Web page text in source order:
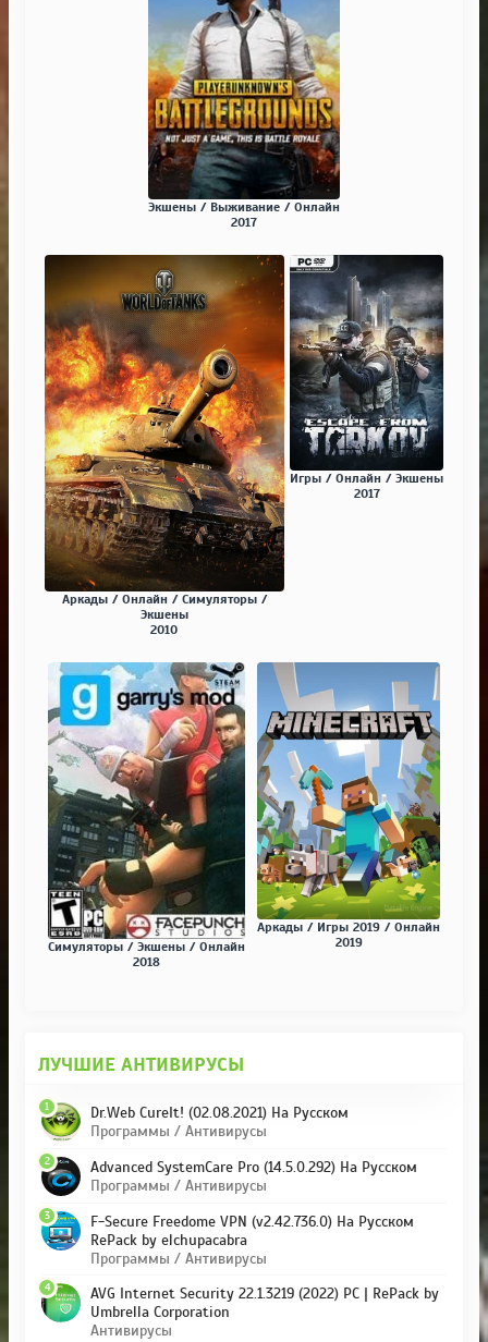
Экшены / Выживание / Онлайн
2017
Аркады / Онлайн / Симуляторы /
Экшены
2010
Игры / Онлайн / Экшены
2017
Симуляторы / Экшены / Онлайн
2018
Аркады / Игры 2019 / Онлайн
2019
ЛУЧШИЕ АНТИВИРУСЫ
Dr.Web CureIt! (02.08.2021) На Русском
Программы / Антивирусы
1
Advanced SystemCare Pro (14.5.0.292) На Русском
Программы / Антивирусы
2
F-Secure Freedome VPN (v2.42.736.0) На Русском
RePack by elchupacabra
Программы / Антивирусы
3
AVG Internet Security 22.1.3219 (2022) PC | RePack by
Umbrella Corporation
Антивирусы
4